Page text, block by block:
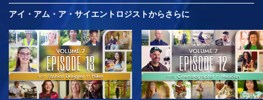
アイ・アム・ア・サイエントロジストからさらに